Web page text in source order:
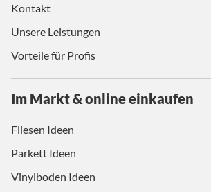
Kontakt
Unsere Leistungen
Vorteile für Profis
Im Markt & online einkaufen
Fliesen Ideen
Parkett Ideen
Vinylboden Ideen